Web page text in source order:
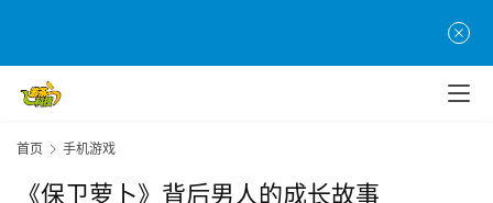
首页 手机游戏
《保卫萝卜》背后男人的成长故事